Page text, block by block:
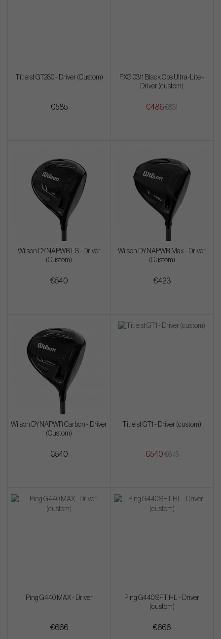
Titleist GT280 - Driver (Custom)
€585
PXG 0311 Black Ops Ultra-Lite -
Driver (custom)
€486€531
Wilson DYNAPWR LS - Driver
(Custom)
€540
Wilson DYNAPWR Max - Driver
(Custom)
€423
Wilson DYNAPWR Carbon - Driver
(Custom)
€540
Titleist GT1 - Driver (custom)
€540 €675
Ping G440 MAX - Driver
€666
Ping G440 SFT HL - Driver
(custom)
€666